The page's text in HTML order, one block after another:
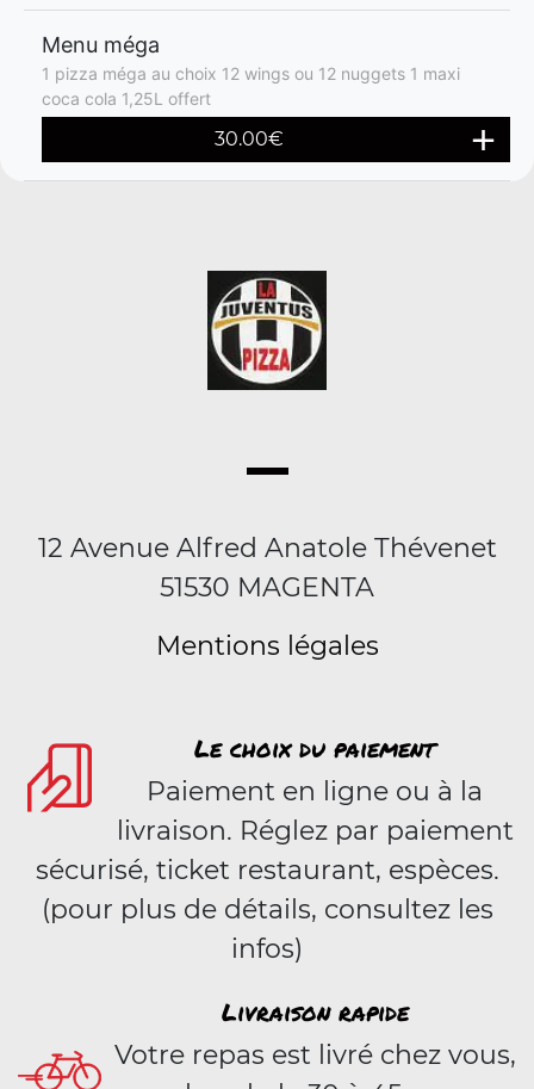
Menu méga
1 pizza méga au choix 12 wings ou 12 nuggets 1 maxi
coca cola 1,25L offert
30.00€
12 Avenue Alfred Anatole Thévenet
51530 MAGENTA
Mentions légales
Le choix du paiement
Paiement en ligne ou à la
livraison. Réglez par paiement
sécurisé, ticket restaurant, espèces.
(pour plus de détails, consultez les
infos)
Livraison rapide
Votre repas est livré chez vous,